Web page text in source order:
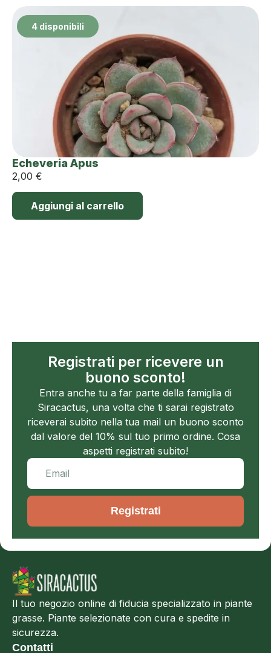
4 disponibili
Echeveria Apus
2,00 €
Aggiungi al carrello
Registrati per ricevere un
buono sconto!
Entra anche tu a far parte della famiglia di
Siracactus, una volta che ti sarai registrato
riceverai subito nella tua mail un buono sconto
dal valore del 10% sul tuo primo ordine. Cosa
aspetti registrati subito!
Registrati
Il tuo negozio online di fiducia specializzato in piante
grasse. Piante selezionate con cura e spedite in
sicurezza.
Contatti